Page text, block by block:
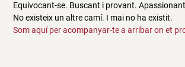
Equivocant-se. Buscant i provant.
No existeix un altre camí. I mai no ha existit.
Som aquí per acompanyar-te a arribar on et